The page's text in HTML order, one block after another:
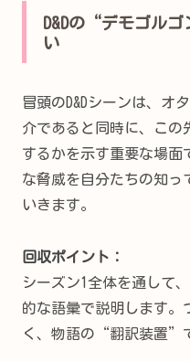
D&Dの“デモゴル
い
冒頭のD&Dシーンは、オ
介であると同時に、この
するかを示す重要な場面
な脅威を自分たちの知っ
いきます。
回収ポイント：
シーズン1全体を通して
的な語彙で説明します。
く、物語の“翻訳装置”